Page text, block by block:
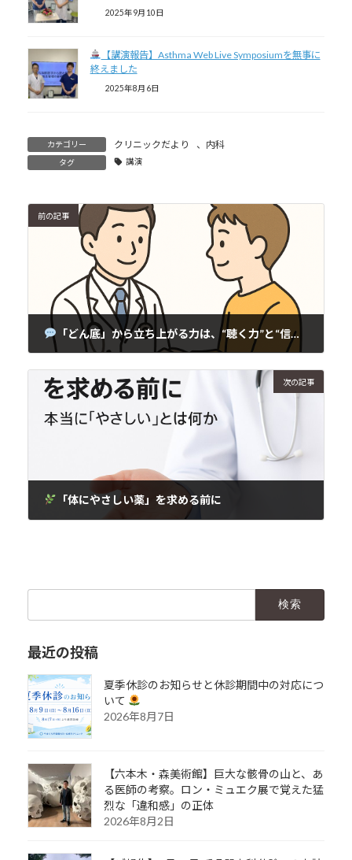
2025年9月10日
【講演報告】Asthma Web Live Symposiumを無事に
終えました
2025年8月6日
カテゴリー クリニックだより 、 内科
タグ 講演
前の記事
「どん底」から立ち上がる力は、“聴く力”と“信じる時間”から生まれる
次の記事
「体にやさしい薬」を求める前に
最近の投稿
夏季休診のお知らせと休診期間中の対応につ
いて
2026年8月7日
【六本木・森美術館】巨大な骸骨の山と、あ
る医師の考察。ロン・ミュエク展で覚えた猛
烈な「違和感」の正体
2026年8月2日